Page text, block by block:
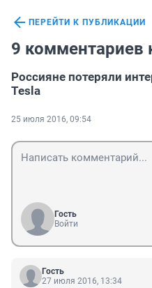
ПЕРЕЙТИ К ПУБЛИКАЦИИ
9 комментариев
Россияне потеряли
Tesla
25 июля 2016, 09:54
Гость
Войти
Гость
27 июля 2016, 13:34